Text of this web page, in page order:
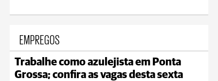
EMPREGOS
Trabalhe como azulejista em Ponta
Grossa; confira as vagas desta sexta